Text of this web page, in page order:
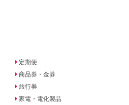
定期便
商品券・金券
旅行券
家電・電化製品